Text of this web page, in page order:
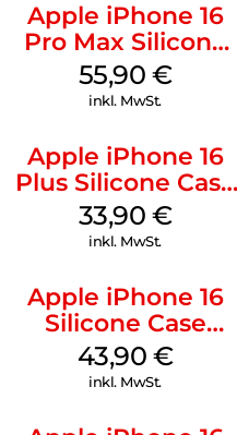
Apple iPhone 16
Pro Max Silicone
Case MagSafe
Stone Gray
55,90 €
inkl. MwSt.
Apple iPhone 16
Plus Silicone Case
MagSafe Lake
Green
33,90 €
inkl. MwSt.
Apple iPhone 16
Silicone Case
MagSafe Plum
43,90 €
inkl. MwSt.